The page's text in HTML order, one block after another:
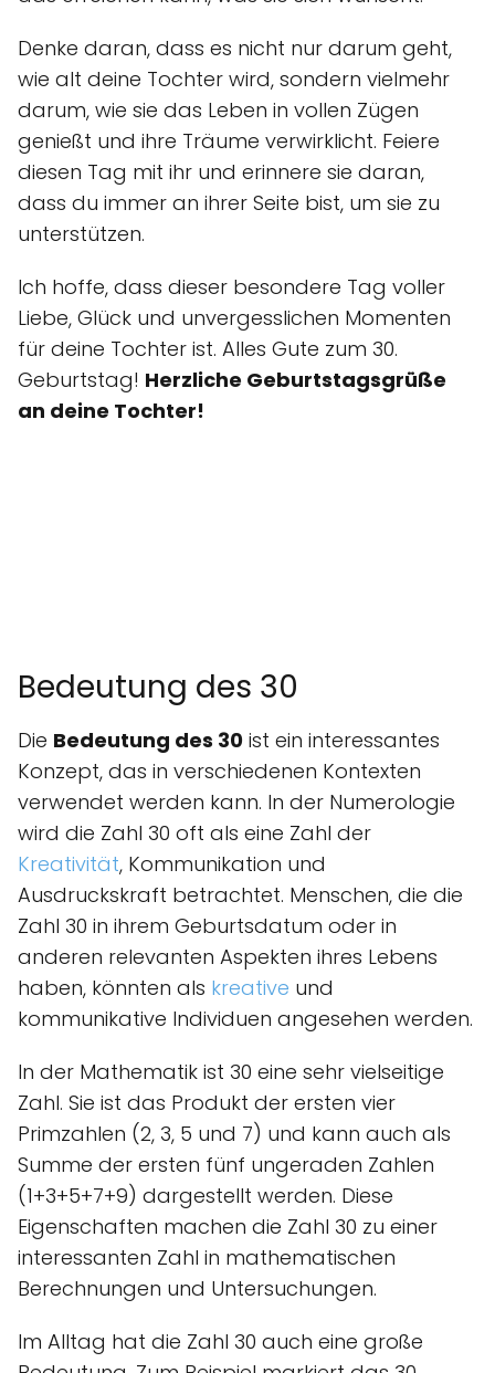
Denke daran, dass es nicht nur darum geht,
wie alt deine Tochter wird, sondern vielmehr
darum, wie sie das Leben in vollen Zügen
genießt und ihre Träume verwirklicht. Feiere
diesen Tag mit ihr und erinnere sie daran,
dass du immer an ihrer Seite bist, um sie zu
unterstützen.
Ich hoffe, dass dieser besondere Tag voller
Liebe, Glück und unvergesslichen Momenten
für deine Tochter ist. Alles Gute zum 30.
Geburtstag! Herzliche Geburtstagsgrüße
an deine Tochter!
Bedeutung des 30
Die Bedeutung des 30 ist ein interessantes
Konzept, das in verschiedenen Kontexten
verwendet werden kann. In der Numerologie
wird die Zahl 30 oft als eine Zahl der
Kreativität, Kommunikation und
Ausdruckskraft betrachtet. Menschen, die die
Zahl 30 in ihrem Geburtsdatum oder in
anderen relevanten Aspekten ihres Lebens
haben, könnten als kreative und
kommunikative Individuen angesehen werden.
In der Mathematik ist 30 eine sehr vielseitige
Zahl. Sie ist das Produkt der ersten vier
Primzahlen (2, 3, 5 und 7) und kann auch als
Summe der ersten fünf ungeraden Zahlen
(1+3+5+7+9) dargestellt werden. Diese
Eigenschaften machen die Zahl 30 zu einer
interessanten Zahl in mathematischen
Berechnungen und Untersuchungen.
Im Alltag hat die Zahl 30 auch eine große